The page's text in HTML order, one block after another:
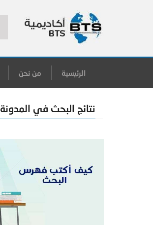
الرئيسية من نحن
نتائج البحث في المدونة